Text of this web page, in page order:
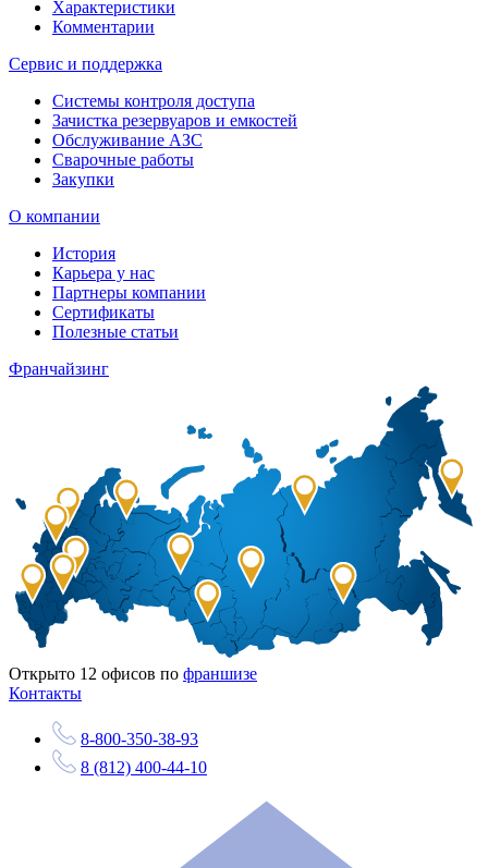
Характеристики
Комментарии
Сервис и поддержка
Системы контроля доступа
Зачистка резервуаров и емкостей
Обслуживание АЗС
Сварочные работы
Закупки
О компании
История
Карьера у нас
Партнеры компании
Сертификаты
Полезные статьи
Франчайзинг
Открыто 12 офисов по франшизе
Контакты
8-800-350-38-93
8 (812) 400-44-10